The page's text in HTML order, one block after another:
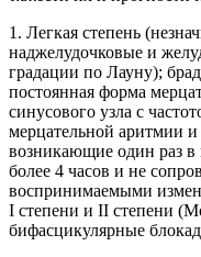
1. Легкая степень
наджелудочковые и
градации по Лауну);
постоянная форма
синусового узла с
мерцательной аритмии
возникающие один раз
более 4 часов и не
воспринимаемыми
I степени и II степени
бифасцикулярные